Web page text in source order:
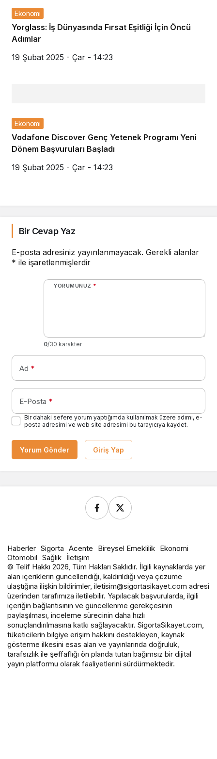
Ekonomi
Yorglass: İş Dünyasında Fırsat Eşitliği İçin Öncü
Adımlar
19 Şubat 2025 - Çar - 14:23
Ekonomi
Vodafone Discover Genç Yetenek Programı Yeni
Dönem Başvuruları Başladı
19 Şubat 2025 - Çar - 14:23
Bir Cevap Yaz
E-posta adresiniz yayınlanmayacak. Gerekli alanlar
* ile işaretlenmişlerdir
YORUMUNUZ *
0/30 karakter
Ad *
E-Posta *
Bir dahaki sefere yorum yaptığımda kullanılmak üzere adımı, e-
posta adresimi ve web site adresimi bu tarayıcıya kaydet.
Yorum Gönder Giriş Yap
Haberler Sigorta Acente Bireysel Emeklilik Ekonomi
Otomobil Sağlık İletişim
© Telif Hakkı 2026, Tüm Hakları Saklıdır. İlgili kaynaklarda yer
alan içeriklerin güncellendiği, kaldırıldığı veya çözüme
ulaştığına ilişkin bildirimler, iletisim@sigortasikayet.com adresi
üzerinden tarafımıza iletilebilir. Yapılacak başvurularda, ilgili
içeriğin bağlantısının ve güncellenme gerekçesinin
paylaşılması, inceleme sürecinin daha hızlı
sonuçlandırılmasına katkı sağlayacaktır. SigortaSikayet.com,
tüketicilerin bilgiye erişim hakkını destekleyen, kaynak
gösterme ilkesini esas alan ve yayınlarında doğruluk,
tarafsızlık ile şeffaflığı ön planda tutan bağımsız bir dijital
yayın platformu olarak faaliyetlerini sürdürmektedir.